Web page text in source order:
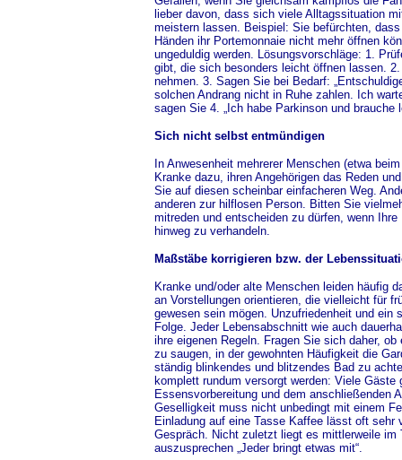
lieber davon, dass sich viele Alltagssituation
meistern lassen. Beispiel: Sie befürchten,
Händen ihr Portemonnaie nicht mehr öffnen
ungeduldig werden. Lösungsvorschläge: 1.
gibt, die sich besonders leicht öffnen lassen.
nehmen. 3. Sagen Sie bei Bedarf:
solchen Andrang nicht in Ruhe zahlen. Ich
sagen Sie 4. „Ich habe Parkinson und brauche
Sich nicht selbst entmündigen
In Anwesenheit mehrerer Menschen (etwa
Kranke dazu, ihren Angehörigen das Reden
Sie auf diesen scheinbar einfacheren Weg.
anderen zur hilflosen Person. Bitten Sie
mitreden und entscheiden zu dürfen, wenn
hinweg zu verhandeln.
Maßstäbe korrigieren bzw. der
Kranke und/oder alte Menschen leiden häufig
an Vorstellungen orientieren, die vielleicht für
gewesen sein mögen. Unzufriedenheit und ein
Folge. Jeder Lebensabschnitt wie auch
ihre eigenen Regeln. Fragen Sie sich daher,
zu saugen, in der gewohnten Häufigkeit die
ständig blinkendes und blitzendes Bad zu
komplett rundum versorgt werden: Viele
Essensvorbereitung und dem anschließenden
Geselligkeit muss nicht unbedingt mit einem
Einladung auf eine Tasse Kaffee lässt oft sehr
Gespräch. Nicht zuletzt liegt es mittlerweile im
auszusprechen „Jeder bringt etwas mit“.